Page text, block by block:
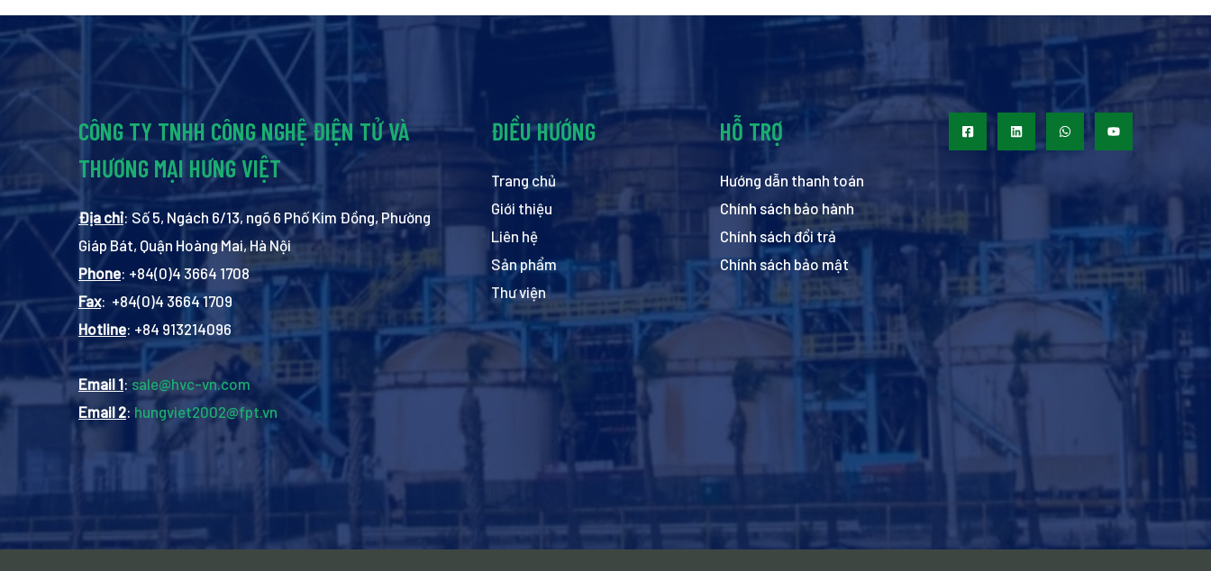
CÔNG TY TNHH CÔNG NGHỆ ĐIỆN TỬ VÀ
THƯƠNG MẠI HƯNG VIỆT
Địa chỉ: Số 5, Ngách 6/13, ngõ 6 Phố Kim Đồng, Phường
Giáp Bát, Quận Hoàng Mai, Hà Nội
Phone: +84(0)4 3664 1708
Fax: +84(0)4 3664 1709
Hotline: +84 913214096
Email 1: sale@hvc-vn.com
Email 2: hungviet2002@fpt.vn
ĐIỀU HƯỚNG
Trang chủ
Giới thiệu
Liên hệ
Sản phẩm
Thư viện
HỖ TRỢ
Hướng dẫn thanh toán
Chính sách bảo hành
Chính sách đổi trả
Chính sách bảo mật